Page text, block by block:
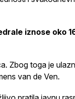
iznose oko
Zbog toga je
van de Ven.